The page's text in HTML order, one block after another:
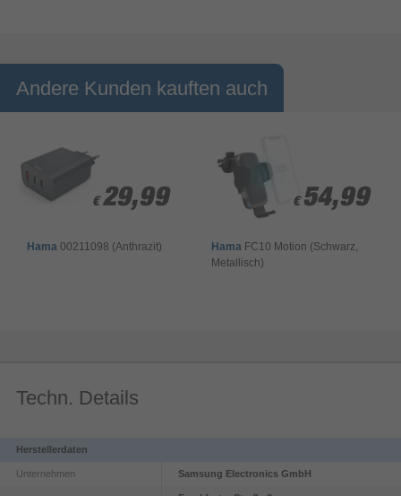
Andere Kunden kauften auch
€ 29,99
€ 29,99
Hama00211098 (Anthrazit)
€ 54,99
€ 54,99
Hama FC10 Motion (Schwarz,
Metallisch)
Techn. Details
Herstellerdaten
Unternehmen Samsung Electronics GmbH